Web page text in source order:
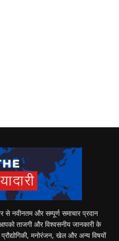
से नवीनतम और सम्पूर्ण समाचार प्रदान
ताजगी और विश्वसनीय जानकारी के
मनोरंजन, खेल और अन्य विषयों